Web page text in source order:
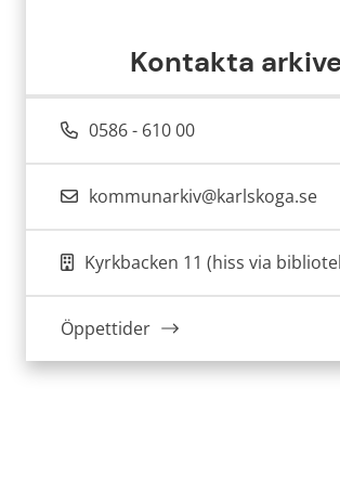
Kontakta
0586 - 610 00
kommunarkiv@karlskoga.se
Kyrkbacken 11 (hiss via
Öppettider